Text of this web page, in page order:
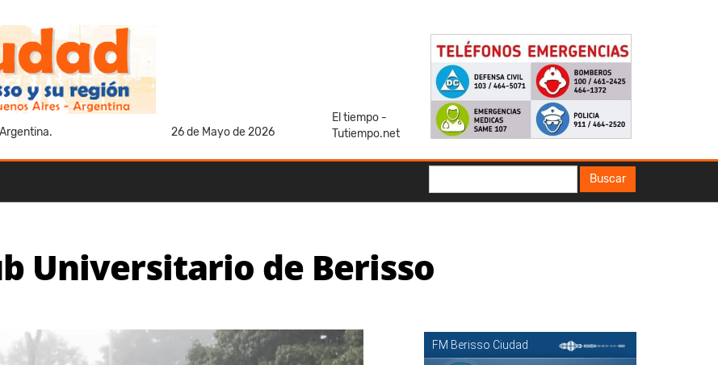
26 de Mayo de 2026
El tiempo -
Tutiempo.net
Buscar
Universitario de Berisso